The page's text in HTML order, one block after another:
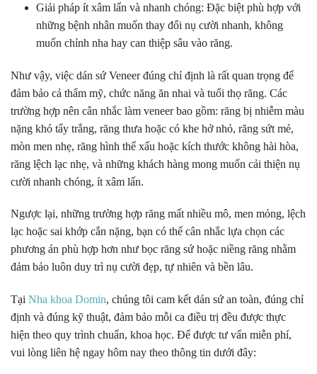
Giải pháp ít xâm lấn và nhanh chóng: Đặc biệt phù hợp với
những bệnh nhân muốn thay đổi nụ cười nhanh, không
muốn chỉnh nha hay can thiệp sâu vào răng.
Như vậy, việc dán sứ Veneer đúng chỉ định là rất quan trọng để
đảm bảo cả thẩm mỹ, chức năng ăn nhai và tuổi thọ răng. Các
trường hợp nên cân nhắc làm veneer bao gồm: răng bị nhiễm màu
nặng khó tẩy trắng, răng thưa hoặc có khe hở nhỏ, răng sứt mẻ,
mòn men nhẹ, răng hình thể xấu hoặc kích thước không hài hòa,
răng lệch lạc nhẹ, và những khách hàng mong muốn cải thiện nụ
cười nhanh chóng, ít xâm lấn.
Ngược lại, những trường hợp răng mất nhiều mô, men mỏng, lệch
lạc hoặc sai khớp cắn nặng, bạn có thể cân nhắc lựa chọn các
phương án phù hợp hơn như bọc răng sứ hoặc niềng răng nhằm
đảm bảo luôn duy trì nụ cười đẹp, tự nhiên và bền lâu.
Tại Nha khoa Domin, chúng tôi cam kết dán sứ an toàn, đúng chỉ
định và đúng kỹ thuật, đảm bảo mỗi ca điều trị đều được thực
hiện theo quy trình chuẩn, khoa học. Để được tư vấn miễn phí,
vui lòng liên hệ ngay hôm nay theo thông tin dưới đây: